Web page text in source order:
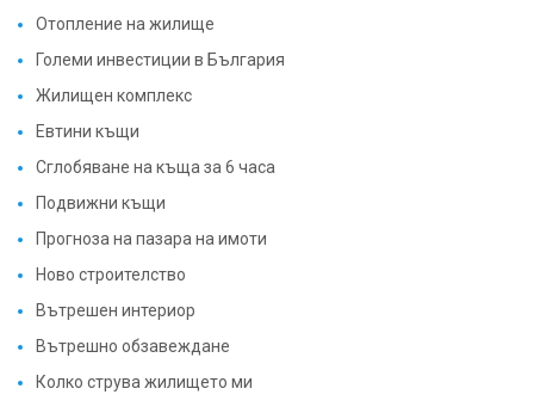
Отопление на жилище
Големи инвестиции в България
Жилищен комплекс
Евтини къщи
Сглобяване на къща за 6 часа
Подвижни къщи
Прогноза на пазара на имоти
Ново строителство
Вътрешен интериор
Вътрешно обзавеждане
Колко струва жилището ми